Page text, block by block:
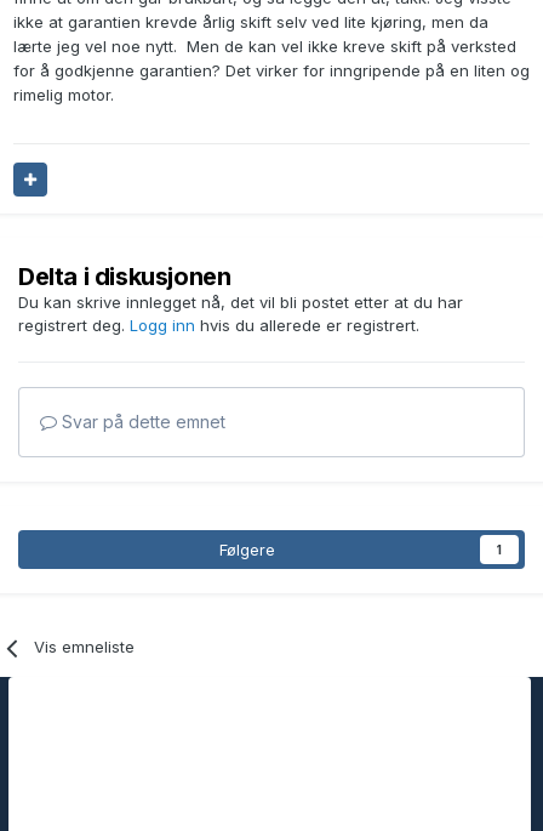
ikke at garantien krevde årlig skift selv ved lite kjøring, men da
lærte jeg vel noe nytt. Men de kan vel ikke kreve skift på verksted
for å godkjenne garantien? Det virker for inngripende på en liten og
rimelig motor.
Delta i diskusjonen
Du kan skrive innlegget nå, det vil bli postet etter at du har
registrert deg. Logg inn hvis du allerede er registrert.
Svar på dette emnet
Følgere 1
Vis emneliste